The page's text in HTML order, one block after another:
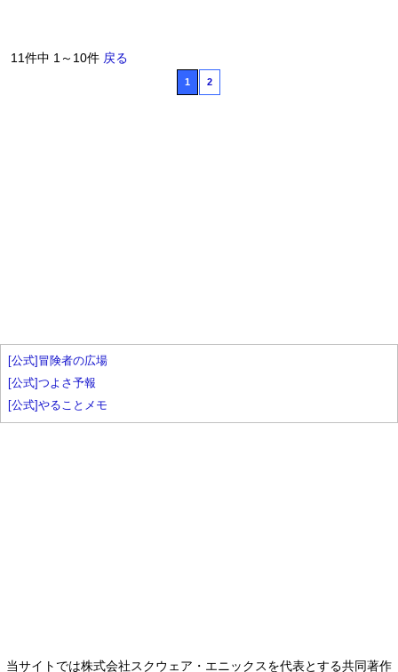
11件中 1～10件 戻る
1 2
[公式]冒険者の広場
[公式]つよさ予報
[公式]やることメモ
当サイトでは株式会社スクウェア・エニックスを代表とする共同著作